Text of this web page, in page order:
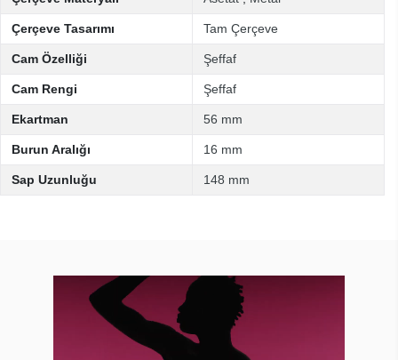
Çerçeve Tasarımı Tam Çerçeve
Cam Özelliği Şeffaf
Cam Rengi Şeffaf
Ekartman 56 mm
Burun Aralığı 16 mm
Sap Uzunluğu 148 mm